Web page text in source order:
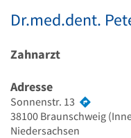
Dr.med.dent.
Zahnarzt
Adresse
Sonnenstr. 13
38100 Braunschweig
Niedersachsen